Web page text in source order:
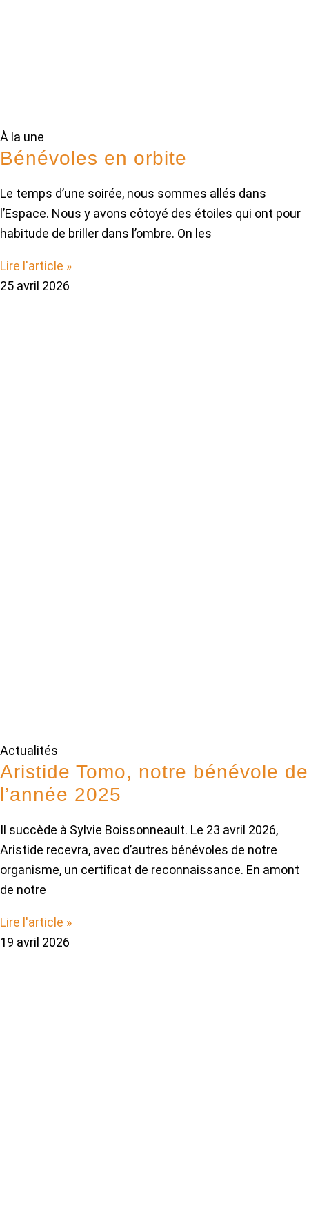
À la une
Bénévoles en orbite
Le temps d’une soirée, nous sommes allés dans
l’Espace. Nous y avons côtoyé des étoiles qui ont pour
habitude de briller dans l’ombre. On les
Lire l'article »
25 avril 2026
Actualités
Aristide Tomo, notre bénévole de
l’année 2025
Il succède à Sylvie Boissonneault. Le 23 avril 2026,
Aristide recevra, avec d’autres bénévoles de notre
organisme, un certificat de reconnaissance. En amont
de notre
Lire l'article »
19 avril 2026